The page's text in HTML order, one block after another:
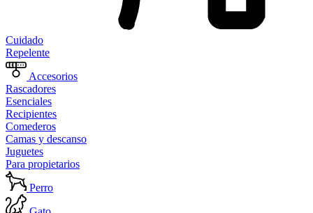
Cuidado
Repelente
Accesorios
Rascadores
Esenciales
Recipientes
Comederos
Camas y descanso
Juguetes
Para propietarios
Perro